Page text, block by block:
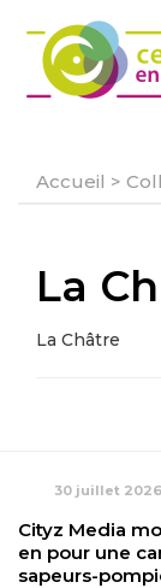
Accueil >
La
La Châtre
30 juillet 2026
Cityz Media
en pour une
sapeurs-